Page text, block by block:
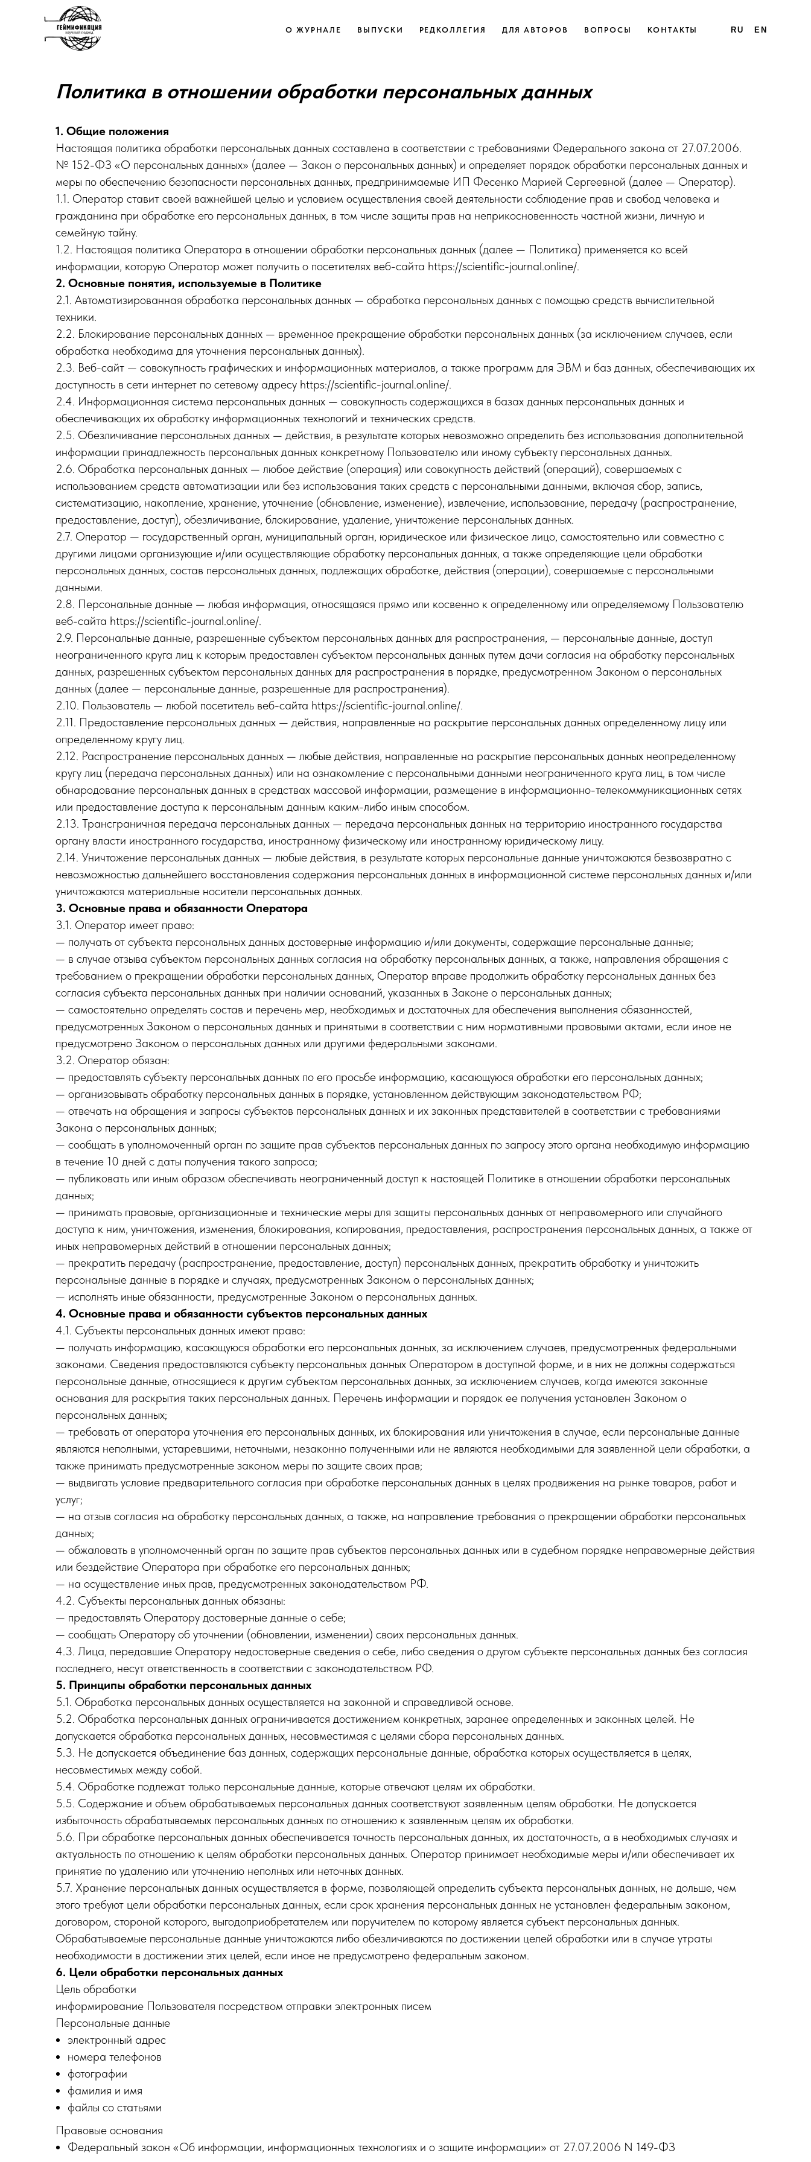
О ЖУРНАЛЕ ВЫПУСКИ РЕДКОЛЛЕГИЯ ДЛЯ АВТОРОВ ВОПРОСЫ КОНТАКТЫ RU EN
Политика в отношении обработки персональных данных
1. Общие положения
Настоящая политика обработки персональных данных составлена в соответствии с требованиями Федерального закона от 27.07.2006.
№ 152-ФЗ «О персональных данных» (далее — Закон о персональных данных) и определяет порядок обработки персональных данных и
меры по обеспечению безопасности персональных данных, предпринимаемые ИП Фесенко Марией Сергеевной (далее — Оператор).
1.1. Оператор ставит своей важнейшей целью и условием осуществления своей деятельности соблюдение прав и свобод человека и
гражданина при обработке его персональных данных, в том числе защиты прав на неприкосновенность частной жизни, личную и
семейную тайну.
1.2. Настоящая политика Оператора в отношении обработки персональных данных (далее — Политика) применяется ко всей
информации, которую Оператор может получить о посетителях веб-сайта https://scientific-journal.online/.
2. Основные понятия, используемые в Политике
2.1. Автоматизированная обработка персональных данных — обработка персональных данных с помощью средств вычислительной
техники.
2.2. Блокирование персональных данных — временное прекращение обработки персональных данных (за исключением случаев, если
обработка необходима для уточнения персональных данных).
2.3. Веб-сайт — совокупность графических и информационных материалов, а также программ для ЭВМ и баз данных, обеспечивающих их
доступность в сети интернет по сетевому адресу https://scientific-journal.online/.
2.4. Информационная система персональных данных — совокупность содержащихся в базах данных персональных данных и
обеспечивающих их обработку информационных технологий и технических средств.
2.5. Обезличивание персональных данных — действия, в результате которых невозможно определить без использования дополнительной
информации принадлежность персональных данных конкретному Пользователю или иному субъекту персональных данных.
2.6. Обработка персональных данных — любое действие (операция) или совокупность действий (операций), совершаемых с
использованием средств автоматизации или без использования таких средств с персональными данными, включая сбор, запись,
систематизацию, накопление, хранение, уточнение (обновление, изменение), извлечение, использование, передачу (распространение,
предоставление, доступ), обезличивание, блокирование, удаление, уничтожение персональных данных.
2.7. Оператор — государственный орган, муниципальный орган, юридическое или физическое лицо, самостоятельно или совместно с
другими лицами организующие и/или осуществляющие обработку персональных данных, а также определяющие цели обработки
персональных данных, состав персональных данных, подлежащих обработке, действия (операции), совершаемые с персональными
данными.
2.8. Персональные данные — любая информация, относящаяся прямо или косвенно к определенному или определяемому Пользователю
веб-сайта https://scientific-journal.online/.
2.9. Персональные данные, разрешенные субъектом персональных данных для распространения, — персональные данные, доступ
неограниченного круга лиц к которым предоставлен субъектом персональных данных путем дачи согласия на обработку персональных
данных, разрешенных субъектом персональных данных для распространения в порядке, предусмотренном Законом о персональных
данных (далее — персональные данные, разрешенные для распространения).
2.10. Пользователь — любой посетитель веб-сайта https://scientific-journal.online/.
2.11. Предоставление персональных данных — действия, направленные на раскрытие персональных данных определенному лицу или
определенному кругу лиц.
2.12. Распространение персональных данных — любые действия, направленные на раскрытие персональных данных неопределенному
кругу лиц (передача персональных данных) или на ознакомление с персональными данными неограниченного круга лиц, в том числе
обнародование персональных данных в средствах массовой информации, размещение в информационно-телекоммуникационных сетях
или предоставление доступа к персональным данным каким-либо иным способом.
2.13. Трансграничная передача персональных данных — передача персональных данных на территорию иностранного государства
органу власти иностранного государства, иностранному физическому или иностранному юридическому лицу.
2.14. Уничтожение персональных данных — любые действия, в результате которых персональные данные уничтожаются безвозвратно с
невозможностью дальнейшего восстановления содержания персональных данных в информационной системе персональных данных и/или
уничтожаются материальные носители персональных данных.
3. Основные права и обязанности Оператора
3.1. Оператор имеет право:
— получать от субъекта персональных данных достоверные информацию и/или документы, содержащие персональные данные;
— в случае отзыва субъектом персональных данных согласия на обработку персональных данных, а также, направления обращения с
требованием о прекращении обработки персональных данных, Оператор вправе продолжить обработку персональных данных без
согласия субъекта персональных данных при наличии оснований, указанных в Законе о персональных данных;
— самостоятельно определять состав и перечень мер, необходимых и достаточных для обеспечения выполнения обязанностей,
предусмотренных Законом о персональных данных и принятыми в соответствии с ним нормативными правовыми актами, если иное не
предусмотрено Законом о персональных данных или другими федеральными законами.
3.2. Оператор обязан:
— предоставлять субъекту персональных данных по его просьбе информацию, касающуюся обработки его персональных данных;
— организовывать обработку персональных данных в порядке, установленном действующим законодательством РФ;
— отвечать на обращения и запросы субъектов персональных данных и их законных представителей в соответствии с требованиями
Закона о персональных данных;
— сообщать в уполномоченный орган по защите прав субъектов персональных данных по запросу этого органа необходимую информацию
в течение 10 дней с даты получения такого запроса;
— публиковать или иным образом обеспечивать неограниченный доступ к настоящей Политике в отношении обработки персональных
данных;
— принимать правовые, организационные и технические меры для защиты персональных данных от неправомерного или случайного
доступа к ним, уничтожения, изменения, блокирования, копирования, предоставления, распространения персональных данных, а также от
иных неправомерных действий в отношении персональных данных;
— прекратить передачу (распространение, предоставление, доступ) персональных данных, прекратить обработку и уничтожить
персональные данные в порядке и случаях, предусмотренных Законом о персональных данных;
— исполнять иные обязанности, предусмотренные Законом о персональных данных.
4. Основные права и обязанности субъектов персональных данных
4.1. Субъекты персональных данных имеют право:
— получать информацию, касающуюся обработки его персональных данных, за исключением случаев, предусмотренных федеральными
законами. Сведения предоставляются субъекту персональных данных Оператором в доступной форме, и в них не должны содержаться
персональные данные, относящиеся к другим субъектам персональных данных, за исключением случаев, когда имеются законные
основания для раскрытия таких персональных данных. Перечень информации и порядок ее получения установлен Законом о
персональных данных;
— требовать от оператора уточнения его персональных данных, их блокирования или уничтожения в случае, если персональные данные
являются неполными, устаревшими, неточными, незаконно полученными или не являются необходимыми для заявленной цели обработки, а
также принимать предусмотренные законом меры по защите своих прав;
— выдвигать условие предварительного согласия при обработке персональных данных в целях продвижения на рынке товаров, работ и
услуг;
— на отзыв согласия на обработку персональных данных, а также, на направление требования о прекращении обработки персональных
данных;
— обжаловать в уполномоченный орган по защите прав субъектов персональных данных или в судебном порядке неправомерные действия
или бездействие Оператора при обработке его персональных данных;
— на осуществление иных прав, предусмотренных законодательством РФ.
4.2. Субъекты персональных данных обязаны:
— предоставлять Оператору достоверные данные о себе;
— сообщать Оператору об уточнении (обновлении, изменении) своих персональных данных.
4.3. Лица, передавшие Оператору недостоверные сведения о себе, либо сведения о другом субъекте персональных данных без согласия
последнего, несут ответственность в соответствии с законодательством РФ.
5. Принципы обработки персональных данных
5.1. Обработка персональных данных осуществляется на законной и справедливой основе.
5.2. Обработка персональных данных ограничивается достижением конкретных, заранее определенных и законных целей. Не
допускается обработка персональных данных, несовместимая с целями сбора персональных данных.
5.3. Не допускается объединение баз данных, содержащих персональные данные, обработка которых осуществляется в целях,
несовместимых между собой.
5.4. Обработке подлежат только персональные данные, которые отвечают целям их обработки.
5.5. Содержание и объем обрабатываемых персональных данных соответствуют заявленным целям обработки. Не допускается
избыточность обрабатываемых персональных данных по отношению к заявленным целям их обработки.
5.6. При обработке персональных данных обеспечивается точность персональных данных, их достаточность, а в необходимых случаях и
актуальность по отношению к целям обработки персональных данных. Оператор принимает необходимые меры и/или обеспечивает их
принятие по удалению или уточнению неполных или неточных данных.
5.7. Хранение персональных данных осуществляется в форме, позволяющей определить субъекта персональных данных, не дольше, чем
этого требуют цели обработки персональных данных, если срок хранения персональных данных не установлен федеральным законом,
договором, стороной которого, выгодоприобретателем или поручителем по которому является субъект персональных данных.
Обрабатываемые персональные данные уничтожаются либо обезличиваются по достижении целей обработки или в случае утраты
необходимости в достижении этих целей, если иное не предусмотрено федеральным законом.
6. Цели обработки персональных данных
Цель обработки
информирование Пользователя посредством отправки электронных писем
Персональные данные
электронный адрес
номера телефонов
фотографии
фамилия и имя
файлы со статьями
Правовые основания
Федеральный закон «Об информации, информационных технологиях и о защите информации» от 27.07.2006 N 149-ФЗ